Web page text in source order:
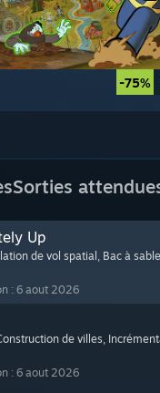
-75%
Sorties
Up
de vol spatial , Bac à sable
: 6 aout 2026
de villes,
: 6 aout 2026